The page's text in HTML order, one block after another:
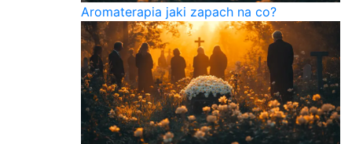
Aromaterapia jaki zapach na co?